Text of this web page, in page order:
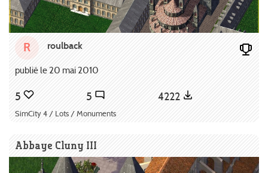
R roulback
publié le 20 mai 2010
5 5 4222
SimCity 4 / Lots / Monuments
Abbaye Cluny III